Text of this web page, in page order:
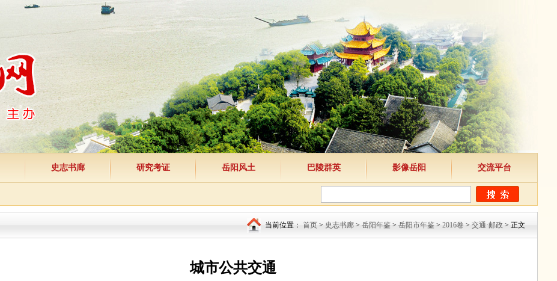
史志书廊 研究考证 岳阳风土 巴陵群英 影像岳阳 交流平台
当前位置： 首页 > 史志书廊 > 岳阳年鉴 > 岳阳市年鉴 > 2016卷 > 交通·邮政 > 正文
城市公共交通